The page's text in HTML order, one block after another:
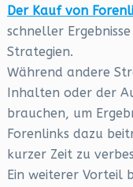
Der Kauf von
schneller
Strategien.
Während andere
Inhalten oder der
brauchen, um
Forenlinks dazu
kurzer Zeit zu
Ein weiterer Vorteil